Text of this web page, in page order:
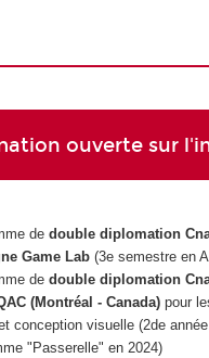
ouverte sur
de double diplomation
Game Lab(3e semestre en
de double diplomation
(Montréal - Canada) pour
conception visuelle (2de
"Passerelle" en 2024)